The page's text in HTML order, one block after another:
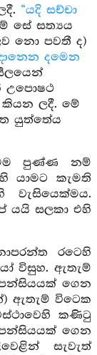
“යදි සච්චා
සේ සත්‍යය
නො පවතී ද)
දමෙන
උපොෂථ
කියන ලදී. මේ
යුත්තේය
පුණ්ණ නම්
යාමට කැමති
වැසියෙක්මය.
යයි සලකා එහි
රටෙහි
විසුහ. ඇතැම්
පන්සියයක් ගෙන
ඇතැම් විටෙක
කණිටු
පන්සියයක් ගෙන
සැවැත්